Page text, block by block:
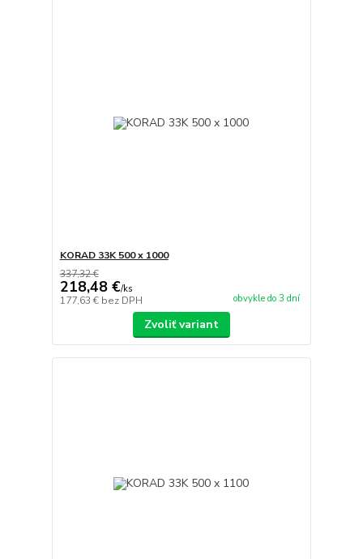
KORAD 33K 500 x 1000
337,32 €
218,48 €/ks
177,63 € bez DPH obvykle do 3 dní
Zvoliť variant